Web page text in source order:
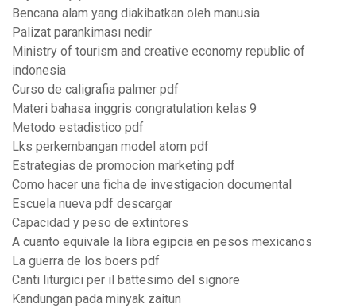
Bencana alam yang diakibatkan oleh manusia
Palizat parankiması nedir
Ministry of tourism and creative economy republic of
indonesia
Curso de caligrafia palmer pdf
Materi bahasa inggris congratulation kelas 9
Metodo estadistico pdf
Lks perkembangan model atom pdf
Estrategias de promocion marketing pdf
Como hacer una ficha de investigacion documental
Escuela nueva pdf descargar
Capacidad y peso de extintores
A cuanto equivale la libra egipcia en pesos mexicanos
La guerra de los boers pdf
Canti liturgici per il battesimo del signore
Kandungan pada minyak zaitun